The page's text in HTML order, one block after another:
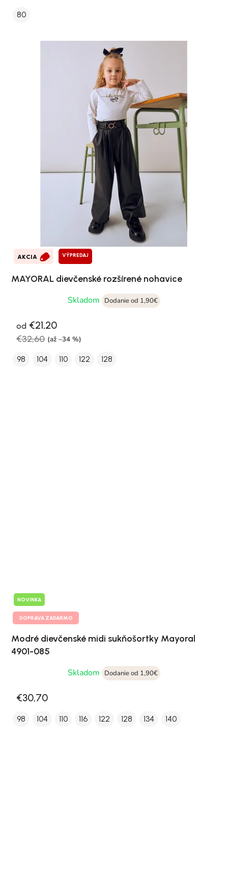
80
AKCIA VÝPREDAJ
MAYORAL dievčenské rozšírené nohavice
Skladom
Dodanie od 1,90€
od €21,20
€32,60 (až –34 %)
98 104 110 122 128
NOVINKA
DOPRAVA ZADARMO
Modré dievčenské midi sukňošortky Mayoral
4901-085
Skladom
Dodanie od 1,90€
€30,70
98 104 110 116 122 128 134 140